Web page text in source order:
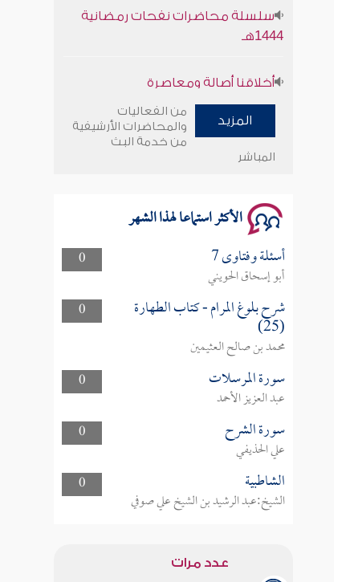
1444هـ
سلسلة محاضرات نفحات رمضانية
1444هـ
المزيد
من الفعاليات
والمحاضرات الأرشيفية
من خدمة البث
المباشر
الأكثر استماعا لهذا الشهر
0 أسئلة وفتاوى 7
أبو إسحاق الحويني
0
شرح بلوغ المرام - كتاب الطهارة
(25)
محمد بن صالح العثيمين
0
سورة المرسلات
عبد العزيز الأحمد
0
سورة الشرح
علي الحذيفي
0
الشاطبية
الشيخ:عبد الرشيد بن الشيخ علي صوفي
عدد مرات